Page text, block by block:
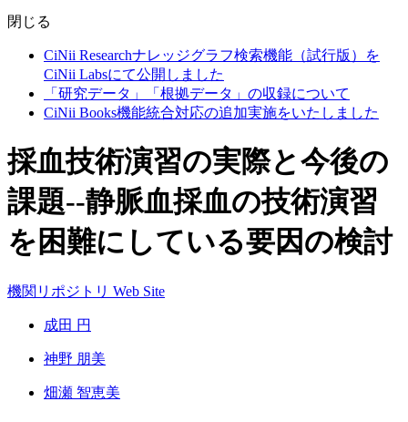
閉じる
CiNii Researchナレッジグラフ検索機能（試行版）を
CiNii Labsにて公開しました
「研究データ」「根拠データ」の収録について
CiNii Books機能統合対応の追加実施をいたしました
採血技術演習の実際と今後の
課題--静脈血採血の技術演習
を困難にしている要因の検討
機関リポジトリ Web Site
成田 円
神野 朋美
畑瀬 智恵美